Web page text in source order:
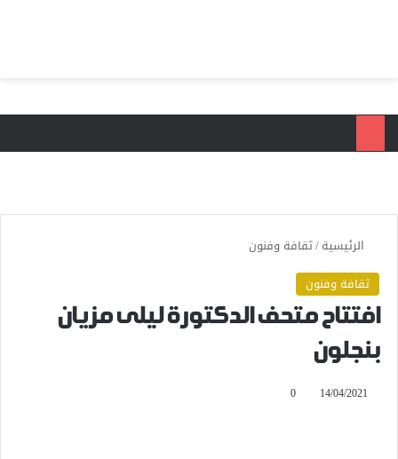
الرئيسية/ثقافة وفنون
ثقافة وفنون
افتتاح متحف الدكتورة ليلى مزيان
بنجلون
14/04/2021
0